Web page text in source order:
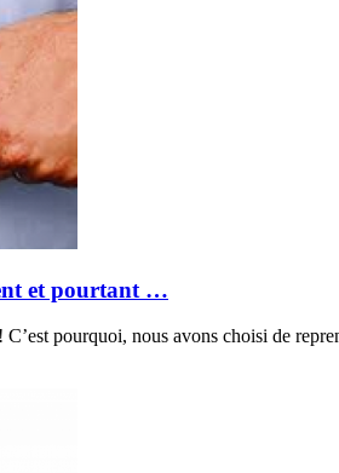
et pourtant …
pourquoi, nous avons choisi de